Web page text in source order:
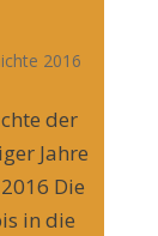
2016
der
Jahre
Die
in die